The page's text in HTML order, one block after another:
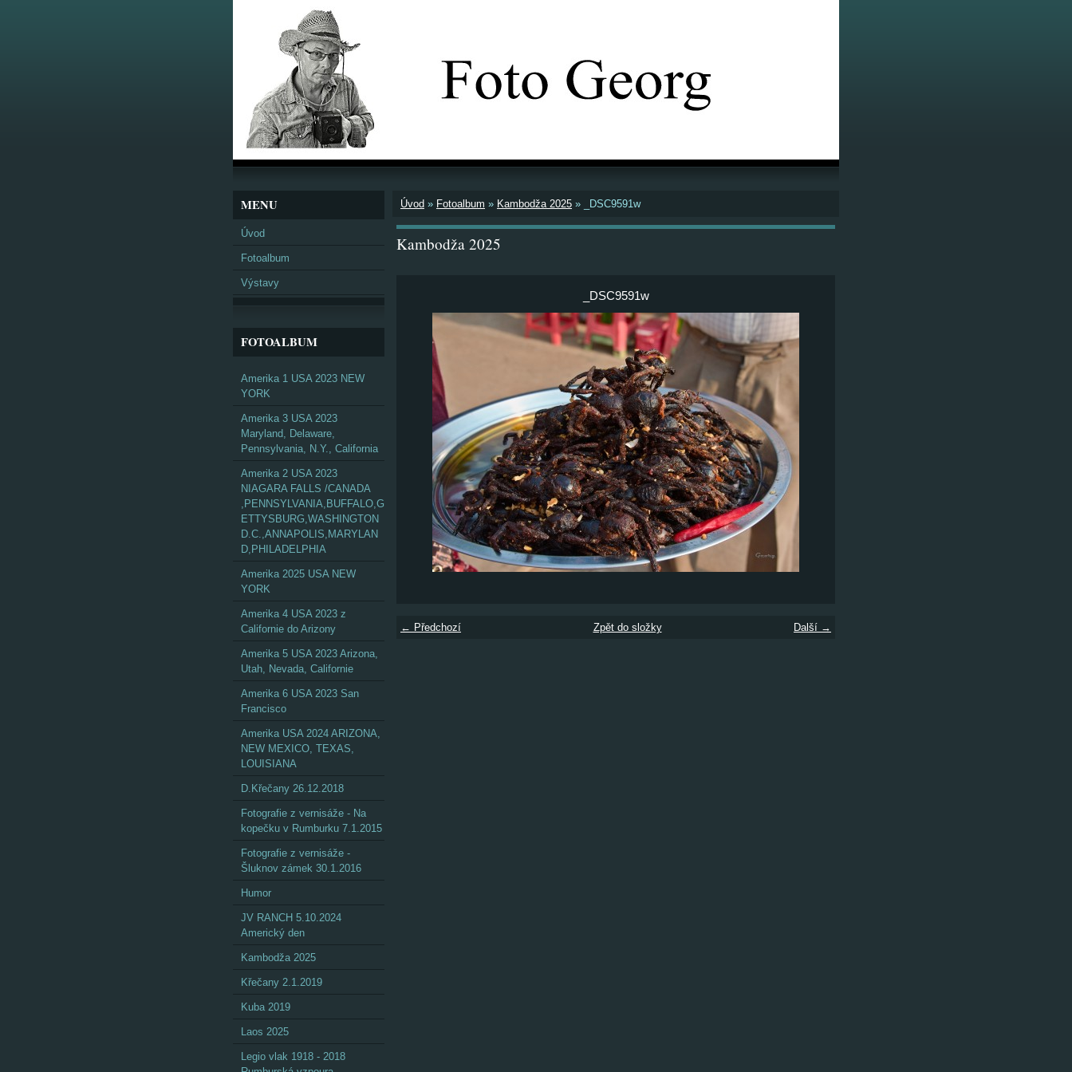
Úvod » Fotoalbum » Kambodža 2025 » _DSC9591w
Kambodža 2025
_DSC9591w
← Předchozí Další →
Zpět do složky
MENU
Úvod
Fotoalbum
Výstavy
FOTOALBUM
Amerika 1 USA 2023 NEW
YORK
Amerika 3 USA 2023
Maryland, Delaware,
Pennsylvania, N.Y., California
Amerika 2 USA 2023
NIAGARA FALLS /CANADA
,PENNSYLVANIA,BUFFALO,G
ETTYSBURG,WASHINGTON
D.C.,ANNAPOLIS,MARYLAN
D,PHILADELPHIA
Amerika 2025 USA NEW
YORK
Amerika 4 USA 2023 z
Californie do Arizony
Amerika 5 USA 2023 Arizona,
Utah, Nevada, Californie
Amerika 6 USA 2023 San
Francisco
Amerika USA 2024 ARIZONA,
NEW MEXICO, TEXAS,
LOUISIANA
D.Křečany 26.12.2018
Fotografie z vernisáže - Na
kopečku v Rumburku 7.1.2015
Fotografie z vernisáže -
Šluknov zámek 30.1.2016
Humor
JV RANCH 5.10.2024
Americký den
Kambodža 2025
Křečany 2.1.2019
Kuba 2019
Laos 2025
Legio vlak 1918 - 2018